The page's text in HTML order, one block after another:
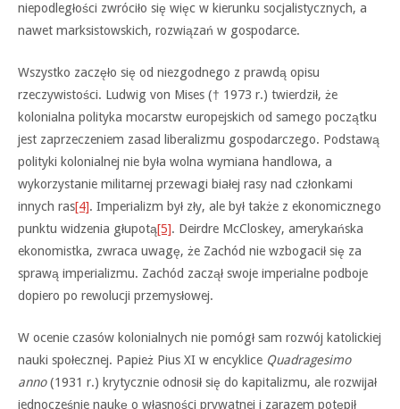
niepodległości zwróciło się więc w kierunku socjalistycznych, a
nawet marksistowskich, rozwiązań w gospodarce.
Wszystko zaczęło się od niezgodnego z prawdą opisu
rzeczywistości. Ludwig von Mises († 1973 r.) twierdził, że
kolonialna polityka mocarstw europejskich od samego początku
jest zaprzeczeniem zasad liberalizmu gospodarczego. Podstawą
polityki kolonialnej nie była wolna wymiana handlowa, a
wykorzystanie militarnej przewagi białej rasy nad członkami
innych ras[4]. Imperializm był zły, ale był także z ekonomicznego
punktu widzenia głupotą[5]. Deirdre McCloskey, amerykańska
ekonomistka, zwraca uwagę, że Zachód nie wzbogacił się za
sprawą imperializmu. Zachód zaczął swoje imperialne podboje
dopiero po rewolucji przemysłowej.
W ocenie czasów kolonialnych nie pomógł sam rozwój katolickiej
nauki społecznej. Papież Pius XI w encyklice Quadragesimo
anno(1931 r.) krytycznie odnosił się do kapitalizmu, ale rozwijał
jednocześnie naukę o własności prywatnej i zarazem potępił